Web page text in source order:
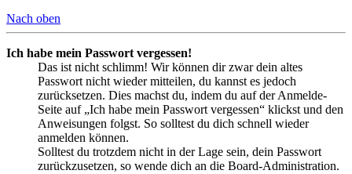
Nach oben
Ich habe mein Passwort vergessen!
Das ist nicht schlimm! Wir können dir zwar dein altes
Passwort nicht wieder mitteilen, du kannst es jedoch
zurücksetzen. Dies machst du, indem du auf der Anmelde-
Seite auf „Ich habe mein Passwort vergessen“ klickst und den
Anweisungen folgst. So solltest du dich schnell wieder
anmelden können.
Solltest du trotzdem nicht in der Lage sein, dein Passwort
zurückzusetzen, so wende dich an die Board-Administration.